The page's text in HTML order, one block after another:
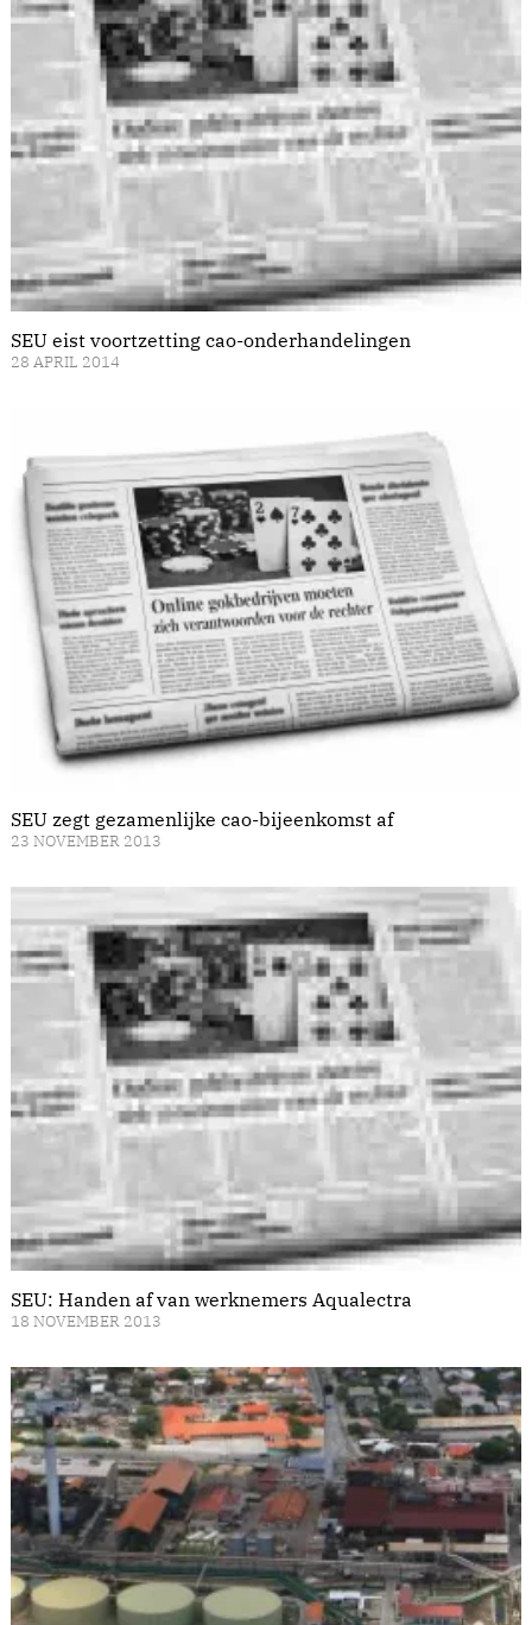
SEU eist voortzetting cao-onderhandelingen
28 APRIL 2014
SEU zegt gezamenlijke cao-bijeenkomst af
23 NOVEMBER 2013
SEU: Handen af van werknemers Aqualectra
18 NOVEMBER 2013